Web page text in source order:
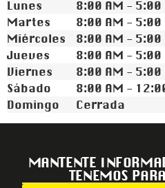
Lunes
8:00 AM - 5:00
Martes
8:00 AM - 5:00
Miércoles
8:00 AM - 5:00
Jueves
8:00 AM - 5:00
Viernes
8:00 AM - 5:00
Sábado
8:00 AM -
Domingo
Cerrada
MANTENTE
TENEMOS